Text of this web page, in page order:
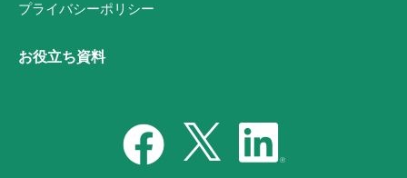
プライバシーポリシー
お役立ち資料